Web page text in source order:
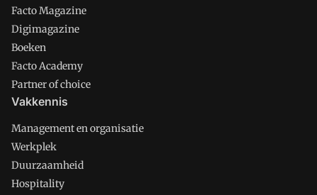
Facto Magazine
Digimagazine
Boeken
Facto Academy
Partner of choice
Vakkennis
Management en organisatie
Werkplek
Duurzaamheid
Hospitality